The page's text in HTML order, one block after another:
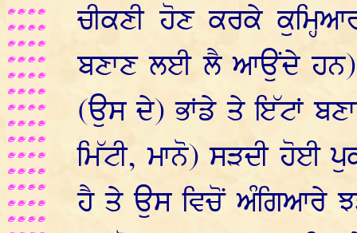
ਚੀਕਣੀ ਹੋਣ ਕਰਕੇ
ਬਣਾਣ ਲਈ ਲੈ ਆਉਂਦੇ
(ਉਸ ਦੇ) ਭਾਂਡੇ ਤੇ ਇੱਟਾਂ
ਮਿੱਟੀ, ਮਾਨੋ) ਸੜਦੀ ਹੋਈ
ਹੈ ਤੇ ਉਸ ਵਿਚੋਂ ਅੰਗਿਆਰੇ